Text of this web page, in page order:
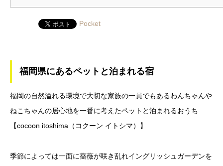
Pocket
福岡県にあるペットと泊まれる宿
福岡の自然溢れる環境で大切な家族の一員でもあるわんちゃんや
ねこちゃんの居心地を一番に考えたペットと泊まれるおうち
【cocoon itoshima（コクーン イトシマ）】
季節によっては一面に薔薇が咲き乱れイングリッシュガーデンを